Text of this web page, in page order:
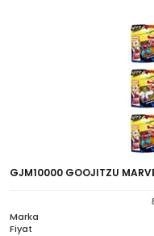
GJM10000 GOOJITZU
Marka
Fiyat